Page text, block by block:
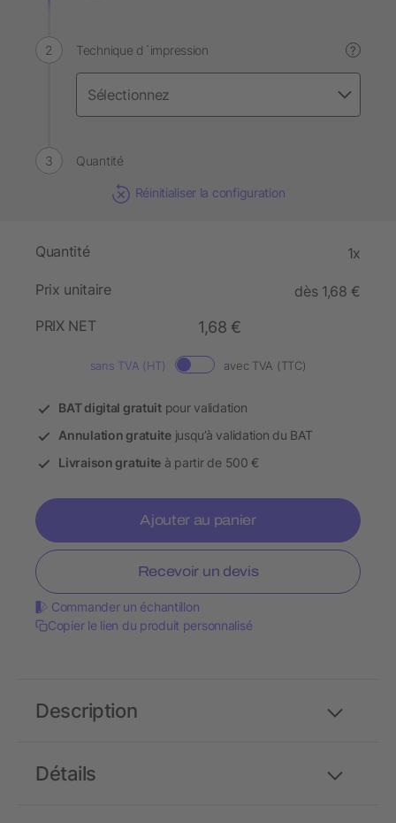
Technique d´impression ?
Quantité
Réinitialiser la configuration
Quantité 1x
Prix unitaire
dès 1,68 €
PRIX NET
1,68 €
sans TVA (HT) avec TVA (TTC)
BAT digital gratuitpour validation
Annulation gratuitejusqu’à validation du BAT
Livraison gratuite à partir de 500 €
Ajouter au panier
Recevoir un devis
Commander un échantillon
Copier le lien du produit personnalisé
Détails
Description